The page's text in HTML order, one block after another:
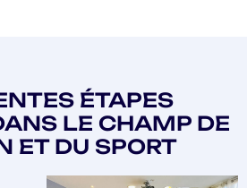
ÉTAPES
LE CHAMP DE
ET DU SPORT